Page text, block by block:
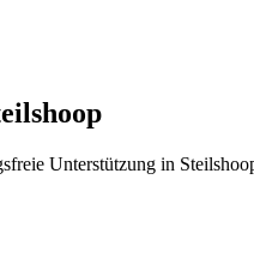
Unterstützung in